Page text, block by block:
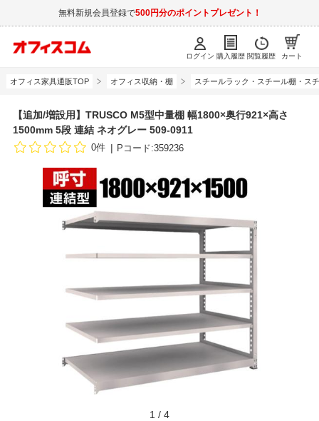
無料新規会員登録で500円分のポイントプレゼント！
ログイン 購入履歴 閲覧履歴 カート
オフィス家具通販TOP オフィス収納・棚 スチールラック・スチール棚・ス
【追加/増設用】TRUSCO M5型中量棚 幅1800×奥行921×高さ
1500mm 5段 連結 ネオグレー 509-0911
0件 Pコード:359236
1 / 4